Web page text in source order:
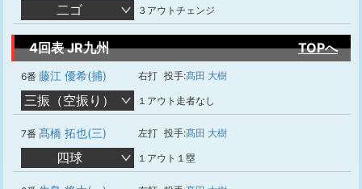
二ゴ ３アウトチェンジ
4回表 JR九州 TOPへ
6番 藤江 優希(捕) 右打 投手:髙田 大樹
三振（空振り） １アウト走者なし
7番 髙橋 拓也(三) 左打 投手:髙田 大樹
四球 １アウト１塁